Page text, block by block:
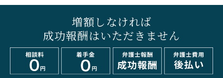
増額しなければ
成功報酬はいただきません